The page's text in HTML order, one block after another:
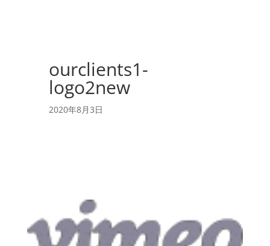
ourclients1-
logo2new
2020年8月3日